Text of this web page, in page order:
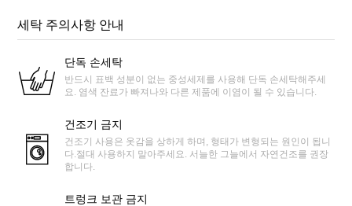
세탁 주의사항 안내
단독 손세탁
반드시 표백 성분이 없는 중성세제를 사용해 단독 손세탁해주세
요. 염색 잔료가 빠져나와 다른 제품에 이염이 될 수 있습니다.
건조기 금지
건조기 사용은 옷감을 상하게 하며, 형태가 변형되는 원인이 됩니
다.절대 사용하지 말아주세요. 서늘한 그늘에서 자연건조를 권장
합니다.
트렁크 보관 금지